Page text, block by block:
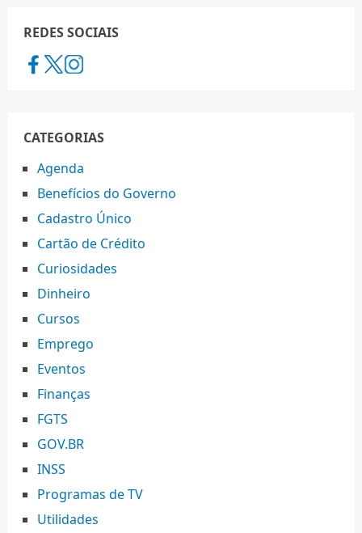
REDES SOCIAIS
CATEGORIAS
Agenda
Benefícios do Governo
Cadastro Único
Cartão de Crédito
Curiosidades
Dinheiro
Cursos
Emprego
Eventos
Finanças
FGTS
GOV.BR
INSS
Programas de TV
Utilidades